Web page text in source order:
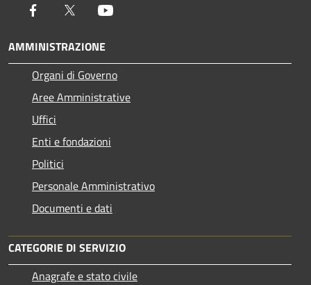
Facebook Twitter
AMMINISTRAZIONE
Organi di Governo
Aree Amministrative
Uffici
Enti e fondazioni
Politici
Personale Amministrativo
Documenti e dati
CATEGORIE DI SERVIZIO
Anagrafe e stato civile